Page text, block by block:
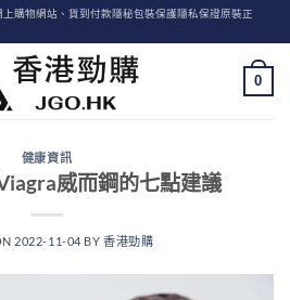
購物網站、貨到付款隱秘包裝保護隱私保證原裝正
0
健康資訊
威而鋼的七點建議
2022-11-04 BY香港勁購